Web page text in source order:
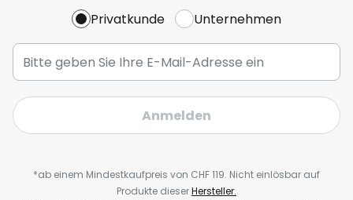
Privatkunde Unternehmen
Anmelden
*ab einem Mindestkaufpreis von CHF 119. Nicht einlösbar auf
Produkte dieserHersteller.